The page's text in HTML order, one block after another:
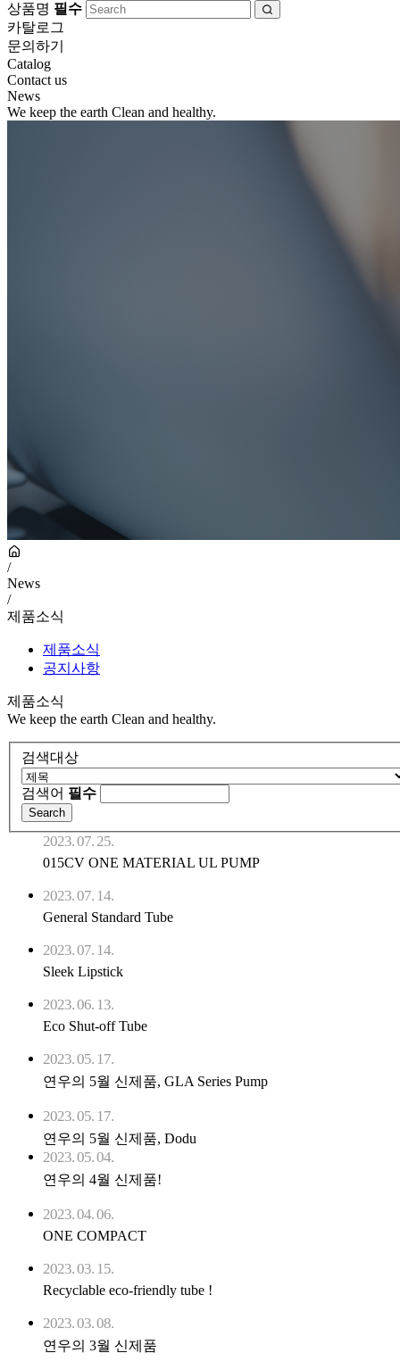
상품명 필수
카탈로그
문의하기
Catalog
Contact us
News
We keep the earth Clean and healthy.
/
News
/
제품소식
제품소식
공지사항
제품소식
We keep the earth Clean and healthy.
검색대상
검색어 필수
2023. 07. 25.
015CV ONE MATERIAL UL PUMP
2023. 07. 14.
General Standard Tube
2023. 07. 14.
Sleek Lipstick
2023. 06. 13.
Eco Shut-off Tube
2023. 05. 17.
연우의 5월 신제품, GLA Series Pump
2023. 05. 17.
연우의 5월 신제품, Dodu
2023. 05. 04.
연우의 4월 신제품!
2023. 04. 06.
ONE COMPACT
2023. 03. 15.
Recyclable eco-friendly tube !
2023. 03. 08.
연우의 3월 신제품